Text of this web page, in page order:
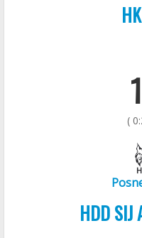
(
HDD SIJ